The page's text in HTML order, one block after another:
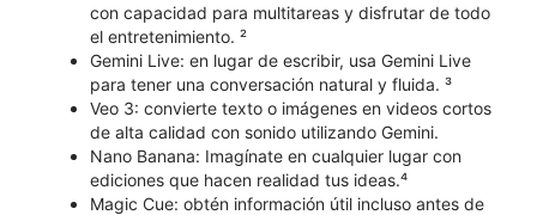
con capacidad para multitareas y disfrutar de todo
el entretenimiento. ²
Gemini Live: en lugar de escribir, usa Gemini Live
para tener una conversación natural y fluida. ³
Veo 3: convierte texto o imágenes en videos cortos
de alta calidad con sonido utilizando Gemini.
Nano Banana: Imagínate en cualquier lugar con
ediciones que hacen realidad tus ideas.⁴
Magic Cue: obtén información útil incluso antes de